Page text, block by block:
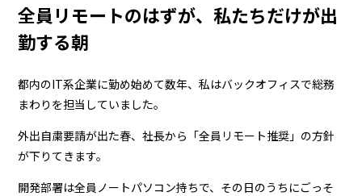
全員リモートのはずが、私たちだけが出
勤する朝
都内のIT系企業に勤め始めて数年、私はバックオフィスで総務
まわりを担当していました。
外出自粛要請が出た春、社長から「全員リモート推奨」の方針
が下りてきます。
開発部署は全員ノートパソコン持ちで、その日のうちにごっそ